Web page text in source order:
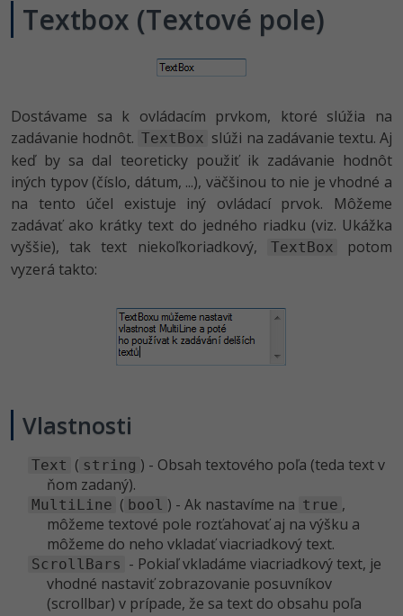
Textbox (Textové pole)
Dostávame sa k ovládacím prvkom, ktoré slúžia na
zadávanie hodnôt. TextBox slúži na zadávanie textu. Aj
keď by sa dal teoreticky použiť ik zadávanie hodnôt
iných typov (číslo, dátum, ...), väčšinou to nie je vhodné a
na tento účel existuje iný ovládací prvok. Môžeme
zadávať ako krátky text do jedného riadku (viz. Ukážka
vyššie), tak text niekoľkoriadkový,
TextBox
potom
vyzerá takto:
Vlastnosti
Text ( string ) - Obsah textového poľa (teda text v
ňom zadaný).
MultiLine ( bool ) - Ak nastavíme na true ,
môžeme textové pole rozťahovať aj na výšku a
môžeme do neho vkladať viacriadkový text.
ScrollBars - Pokiaľ vkladáme viacriadkový text, je
vhodné nastaviť zobrazovanie posuvníkov
(scrollbar) v prípade, že sa text do obsahu poľa